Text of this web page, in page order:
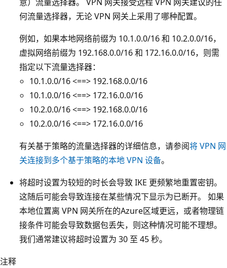
何流量选择器，无论 VPN 网关上采用了哪种配置。
例如，如果本地网络前缀为 10.1.0.0/16 和 10.2.0.0/16，
虚拟网络前缀为 192.168.0.0/16 和 172.16.0.0/16，则需
指定以下流量选择器：
10.1.0.0/16 <==> 192.168.0.0/16
10.1.0.0/16 <==> 172.16.0.0/16
10.2.0.0/16 <==> 192.168.0.0/16
10.2.0.0/16 <==> 172.16.0.0/16
有关基于策略的流量选择器的详细信息，请参阅将 VPN 网
关连接到多个基于策略的本地 VPN 设备。
将超时设置为较短的时长会导致 IKE 更频繁地重置密钥。
这随后可能会导致连接在某些情况下显示为已断开。 如果
本地位置离 VPN 网关所在的Azure区域更远，或者物理链
接条件可能会导致数据包丢失，则这种情况可能不理想。
我们通常建议将超时设置为 30 至 45 秒。
注释